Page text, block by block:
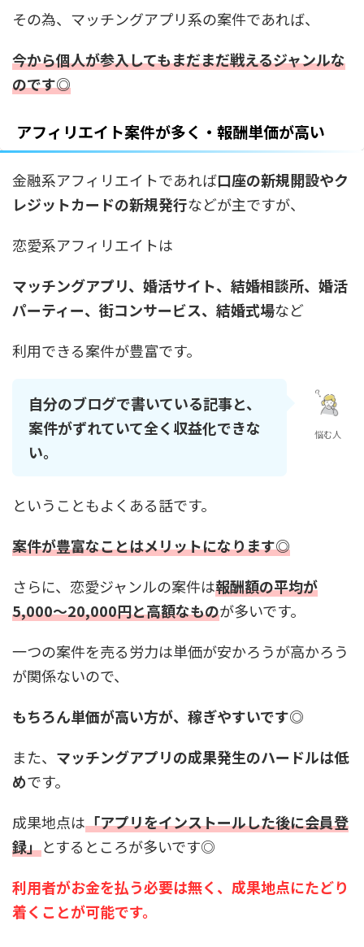
その為、マッチングアプリ系の案件であれば、
今から個人が参入してもまだまだ戦えるジャンルな
のです◎
アフィリエイト案件が多く・報酬単価が高い
金融系アフィリエイトであれば口座の新規開設やク
レジットカードの新規発行などが主ですが、
恋愛系アフィリエイトは
マッチングアプリ、婚活サイト、結婚相談所、婚活
パーティー、街コンサービス、結婚式場など
利用できる案件が豊富です。
自分のブログで書いている記事と、
案件がずれていて全く収益化できな
い。
悩む人
ということもよくある話です。
案件が豊富なことはメリットになります◎
さらに、恋愛ジャンルの案件は報酬額の平均が
5,000～20,000円と高額なものが多いです。
一つの案件を売る労力は単価が安かろうが高かろう
が関係ないので、
もちろん単価が高い方が、稼ぎやすいです◎
また、 マッチングアプリの成果発生のハードルは低
めです。
成果地点は「アプリをインストールした後に会員登
録」とするところが多いです◎
利用者がお金を払う必要は無く、成果地点にたどり
着くことが可能です。